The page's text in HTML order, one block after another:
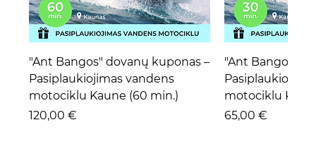
"Ant Bangos" dovanų kuponas –
Pasiplaukiojimas vandens
motociklu Kaune (60 min.)
Kaina
120,00 €
"Ant Bangos"
motociklu
Kaina
65,00 €